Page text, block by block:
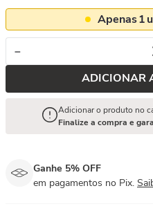
Apenas1
－
ADICIONAR
Adicionar o produto no
Finalize a compra e
Ganhe 5% OFF
em pagamentos no Pix.